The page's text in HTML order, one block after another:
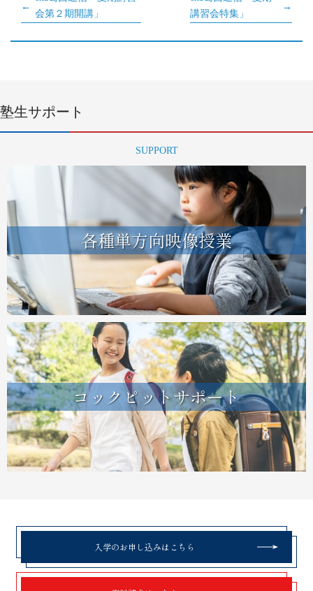
会第２期開講」
講習会特集」
塾生サポート
SUPPORT
各種単方向映像授業
コックピットサポート
入学のお申し込みはこちら